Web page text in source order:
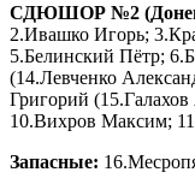
СДЮШОР №2 (
2.Ивашко Игорь;
5.Белинский Пётр;
(14.Левченко
Григорий
10.Вихров Максим;
Запасные: